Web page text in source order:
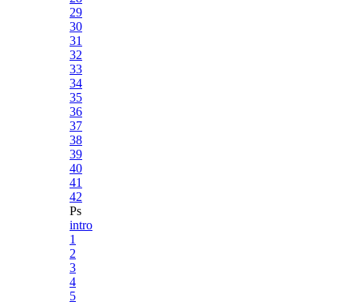
29
30
31
32
33
34
35
36
37
38
39
40
41
42
Ps
intro
1
2
3
4
5